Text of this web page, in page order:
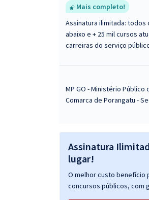
Mais completo!
Assinatura ilimitada: todos
abaixo e + 25 mil cursos
carreiras do serviço
MP GO - Ministério Público
Comarca de Porangatu -
Assinatura
lugar!
O melhor custo benefício
concursos públicos, com